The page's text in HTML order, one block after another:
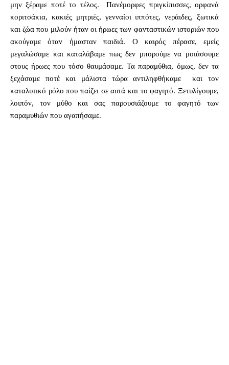
μην ξέραμε ποτέ το τέλος. Πανέμορφες πριγκίπισσες, ορφανά
κοριτσάκια, κακιές μητριές, γενναίοι ιππότες, νεράιδες, ξωτικά
και ζώα που μιλούν ήταν οι ήρωες των φανταστικών ιστοριών που
ακούγαμε όταν ήμασταν παιδιά. O καιρός πέρασε, εμείς
μεγαλώσαμε και καταλάβαμε πως δεν μπορούμε να μοιάσουμε
στους ήρωες που τόσο θαυμάσαμε. Τα παραμύθια, όμως, δεν τα
ξεχάσαμε ποτέ και μάλιστα τώρα αντιληφθήκαμε και τον
καταλυτικό ρόλο που παίζει σε αυτά και το φαγητό. Ξετυλίγουμε,
λοιπόν, τον μύθο και σας παρουσιάζουμε το φαγητό των
παραμυθιών που αγαπήσαμε.